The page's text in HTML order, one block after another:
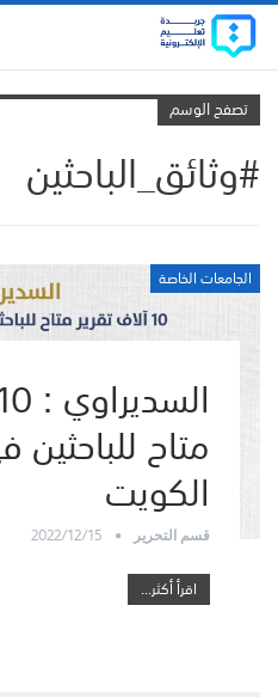
تصفح الوسم
#وثائق_الباحثين
الجامعات الخاصة
متاح
الكويت
قسم التحرير 2022/12/15
اقرأ أكثر...